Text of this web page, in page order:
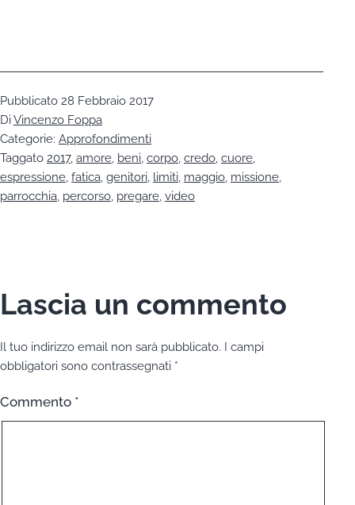
Pubblicato 28 Febbraio 2017
DiVincenzo Foppa
Categorie: Approfondimenti
Taggato 2017, amore, beni, corpo, credo, cuore,
espressione, fatica, genitori, limiti, maggio, missione,
parrocchia, percorso, pregare, video
Lascia un commento
Il tuo indirizzo email non sarà pubblicato. I campi
obbligatori sono contrassegnati *
Commento *